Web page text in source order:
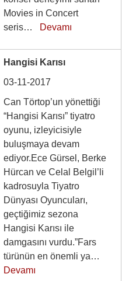
Movies in Concert
seris… Devamı
Hangisi Karısı
03-11-2017
Can Törtop’un yönettiği
“Hangisi Karısı” tiyatro
oyunu, izleyicisiyle
buluşmaya devam
ediyor.Ece Gürsel, Berke
Hürcan ve Celal Belgil’li
kadrosuyla Tiyatro
Dünyası Oyuncuları,
geçtiğimiz sezona
Hangisi Karısı ile
damgasını vurdu.”Fars
türünün en önemli ya…
Devamı